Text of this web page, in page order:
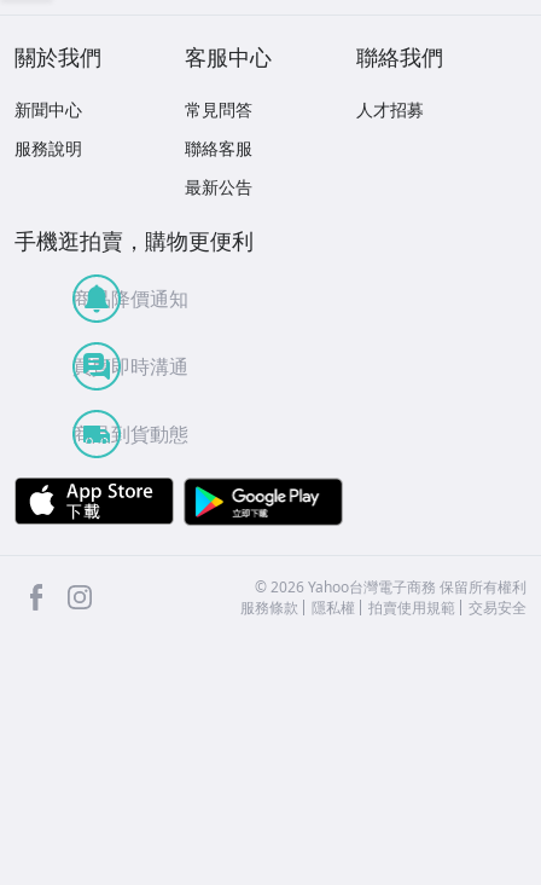
關於我們
新聞中心
服務說明
客服中心
常見問答
聯絡客服
最新公告
聯絡我們
人才招募
手機逛拍賣，購物更便利
商品降價通知
買賣即時溝通
商品到貨動態
APP Store
facebook ©2026 Yahoo台灣電子商務 保留所有權利
服務條款
隱私權 拍賣使用規範 交易安全